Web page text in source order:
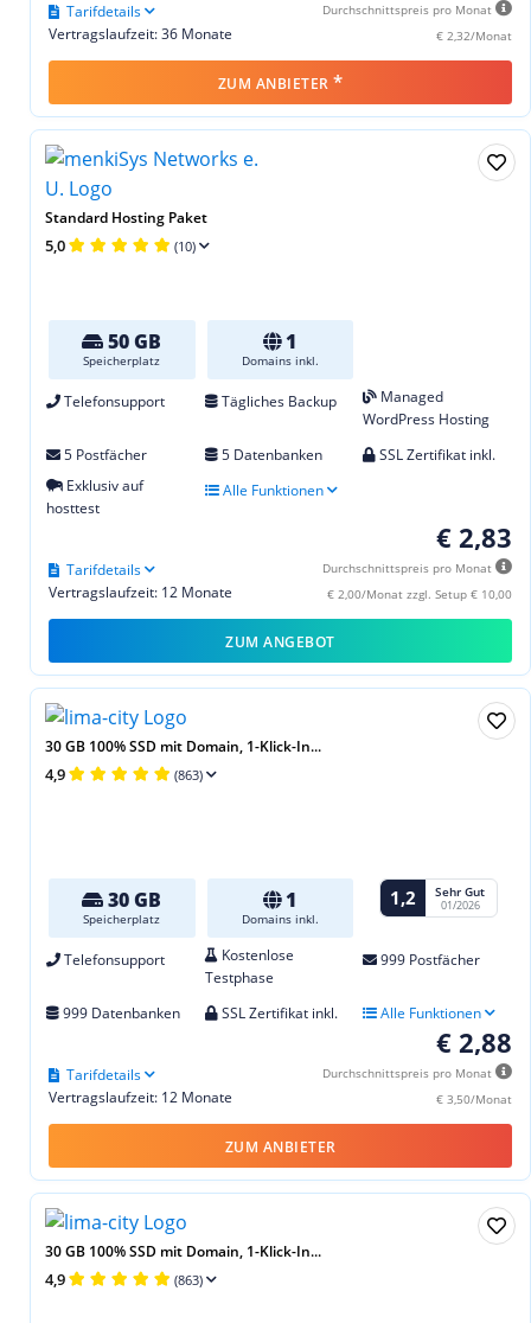
Durchschnittspreis pro Monat
€ 2,32/Monat
Vertragslaufzeit: 36 Monate
Tarifdetails
ZUM ANBIETER *
Standard Hosting Paket
5,0 (10)
50 GB
Speicherplatz
1
Domains inkl.
Telefonsupport Tägliches Backup
Managed
WordPress Hosting
5 Postfächer
5 Datenbanken
SSL Zertifikat inkl.
Exklusiv auf
hosttest
Alle Funktionen
€ 2,83
Durchschnittspreis pro Monat
€ 2,00/Monat zzgl. Setup € 10,00
Vertragslaufzeit: 12 Monate
Tarifdetails
ZUM ANGEBOT
30 GB 100% SSD mit Domain, 1-Klick-In...
4,9 (863)
30 GB
Speicherplatz
1
Domains inkl.
1,2 Sehr Gut
01/2026
Telefonsupport
Kostenlose
Testphase
999 Postfächer
999 Datenbanken SSL Zertifikat inkl. Alle Funktionen
€ 2,88
Durchschnittspreis pro Monat
€ 3,50/Monat
Vertragslaufzeit: 12 Monate
Tarifdetails
ZUM ANBIETER
30 GB 100% SSD mit Domain, 1-Klick-In...
4,9 (863)